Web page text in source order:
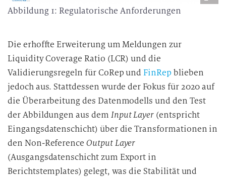
Abbildung 1: Regulatorische Anforderungen
Die erhoffte Erweiterung um Meldungen zur
Liquidity Coverage Ratio (LCR) und die
Validierungsregeln für CoRep undFinRep blieben
jedoch aus. Stattdessen wurde der Fokus für 2020 auf
die Überarbeitung des Datenmodells und den Test
der Abbildungen aus dem Input Layer (entspricht
Eingangsdatenschicht) über die Transformationen in
den Non-ReferenceOutput Layer
(Ausgangsdatenschicht zum Export in
Berichtstemplates) gelegt, was die Stabilität und